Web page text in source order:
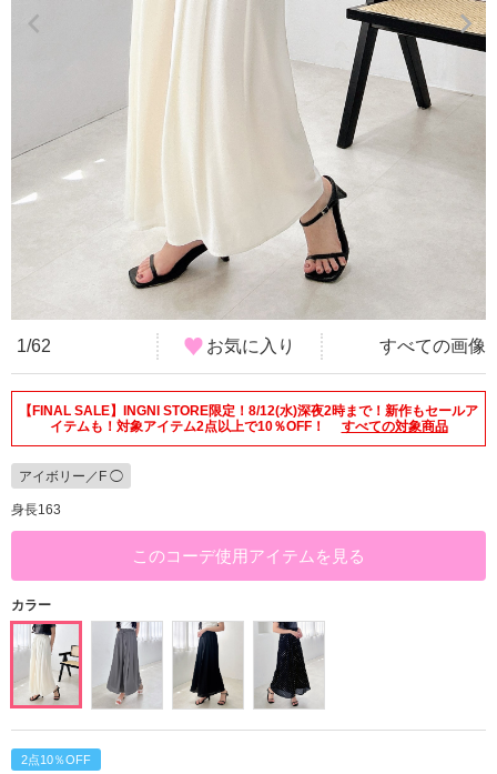
1/62 お気に入り すべての画像
【FINAL SALE】INGNI STORE限定！8/12(水)深夜2時まで！新作もセールア
イテムも！対象アイテム2点以上で10％OFF！
すべての対象商品
アイボリー／F ◯
身長163
このコーデ使用アイテムを見る
カラー
2点10％OFF